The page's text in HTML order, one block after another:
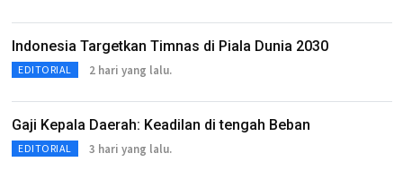
Indonesia Targetkan Timnas di Piala Dunia 2030
EDITORIAL 2 hari yang lalu.
Gaji Kepala Daerah: Keadilan di tengah Beban
EDITORIAL 3 hari yang lalu.